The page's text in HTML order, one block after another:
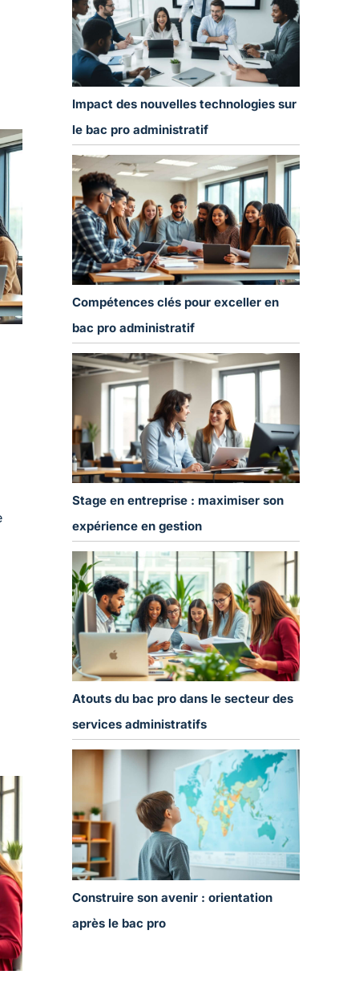
Impact des nouvelles technologies sur
le bac pro administratif
Compétences clés pour exceller en
bac pro administratif
Stage en entreprise : maximiser son
expérience en gestion
Atouts du bac pro dans le secteur des
services administratifs
Construire son avenir : orientation
après le bac pro